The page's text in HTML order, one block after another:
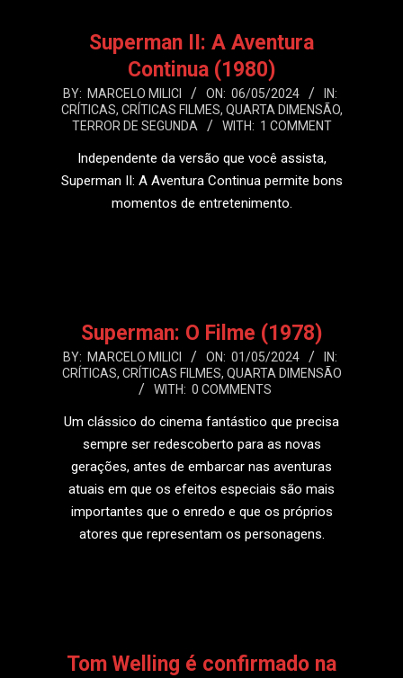
Superman II: A Aventura
Continua (1980)
2024-
05-
BY: MARCELO MILICI ON: 06/05/2024
IN:
CRÍTICAS, CRÍTICAS FILMES, QUARTA DIMENSÃO,
TERROR DE SEGUNDA
WITH: 1 COMMENT
Independente da versão que você assista,
Superman II: A Aventura Continua permite bons
momentos de entretenimento.
Superman: O Filme (1978)
2024-
05-
BY: MARCELO MILICI ON: 01/05/2024
IN:
CRÍTICAS, CRÍTICAS FILMES, QUARTA DIMENSÃO
WITH: 0 COMMENTS
Um clássico do cinema fantástico que precisa
sempre ser redescoberto para as novas
gerações, antes de embarcar nas aventuras
atuais em que os efeitos especiais são mais
importantes que o enredo e que os próprios
atores que representam os personagens.
Tom Welling é confirmado na